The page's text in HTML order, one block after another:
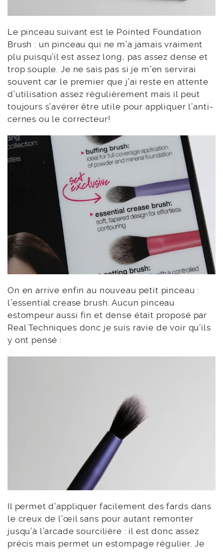
Le pinceau suivant est le Pointed Foundation
Brush : un pinceau qui ne m’a jamais vraiment
plu puisqu’il est assez long, pas assez dense et
trop souple. Je ne sais pas si je m’en servirai
souvent car le premier que j’ai reste en attente
d’utilisation assez régulièrement mais il peut
toujours s’avérer être utile pour appliquer l’anti-
cernes ou le correcteur!
On en arrive enfin au nouveau petit pinceau :
l’essential crease brush. Aucun pinceau
estompeur aussi fin et dense était proposé par
Real Techniques donc je suis ravie de voir qu’ils
y ont pensé :
Il permet d’appliquer facilement des fards dans
le creux de l’œil sans pour autant remonter
jusqu’à l’arcade sourcilière : il est donc assez
précis mais permet un estompage régulier. Je